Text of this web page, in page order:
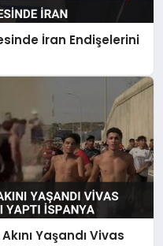
İran Endişelerini
Yaşandı Vivas